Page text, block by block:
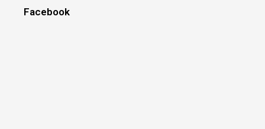
Facebook